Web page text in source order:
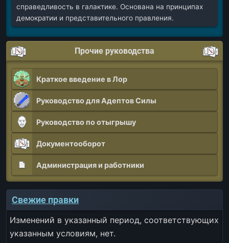
справедливость в галактике. Основана на принципах
демократии и представительного правления.
Прочие руководства
Краткое введение в Лор
Руководство для Адептов Силы
Руководство по отыгрышу
Документооборот
Администрация и работники
Свежие правки
Изменений в указанный период, соответствующих
указанным условиям, нет.